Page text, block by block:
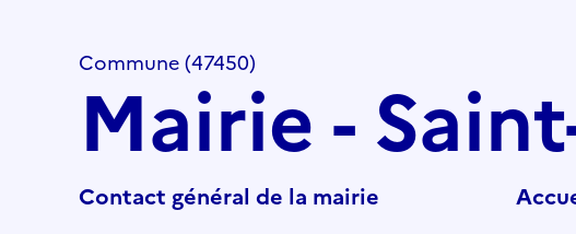
Commune (47450)
Mairie -
Contact général de la mairie